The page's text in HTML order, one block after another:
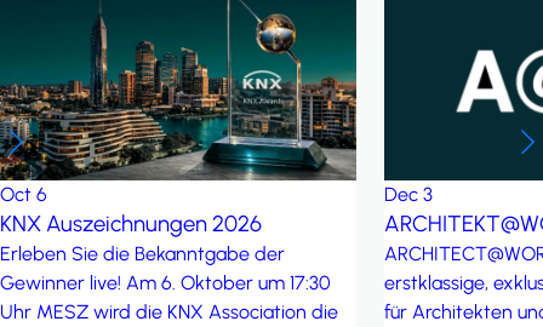
Oct 6
KNX Auszeichnungen 2026
Erleben Sie die Bekanntgabe der
Gewinner live! Am 6. Oktober um 17:30
Uhr MESZ wird die KNX Association die
Dec 3
erstklassige,
für Architekten